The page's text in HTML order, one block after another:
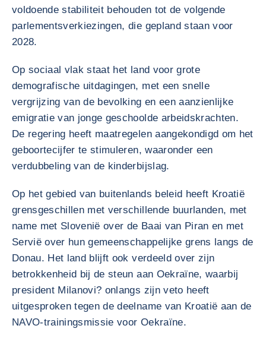
voldoende stabiliteit behouden tot de volgende
parlementsverkiezingen, die gepland staan voor
2028.
Op sociaal vlak staat het land voor grote
demografische uitdagingen, met een snelle
vergrijzing van de bevolking en een aanzienlijke
emigratie van jonge geschoolde arbeidskrachten.
De regering heeft maatregelen aangekondigd om het
geboortecijfer te stimuleren, waaronder een
verdubbeling van de kinderbijslag.
Op het gebied van buitenlands beleid heeft Kroatië
grensgeschillen met verschillende buurlanden, met
name met Slovenië over de Baai van Piran en met
Servië over hun gemeenschappelijke grens langs de
Donau. Het land blijft ook verdeeld over zijn
betrokkenheid bij de steun aan Oekraïne, waarbij
president Milanovi? onlangs zijn veto heeft
uitgesproken tegen de deelname van Kroatië aan de
NAVO-trainingsmissie voor Oekraïne.